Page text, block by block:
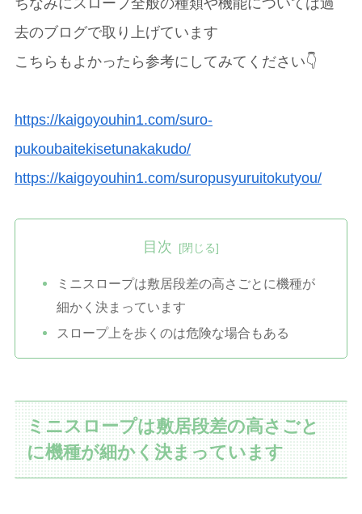
去のブログで取り上げています
こちらもよかったら参考にしてみてください👇
https://kaigoyouhin1.com/suro-
pukoubaitekisetunakakudo/
https://kaigoyouhin1.com/suropusyuruitokutyou/
目次
ミニスロープは敷居段差の高さごとに機種が
細かく決まっています
スロープ上を歩くのは危険な場合もある
ミニスロープは敷居段差の高さごと
に機種が細かく決まっています